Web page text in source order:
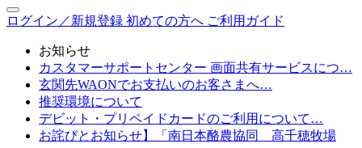
ログイン／新規登録 初めての方へ ご利用ガイド
お知らせ
カスタマーサポートセンター 画面共有サービスにつ…
玄関先WAONでお支払いのお客さまへ…
推奨環境について
デビット・プリペイドカードのご利用について…
お詫びとお知らせ】「南日本酪農協同 高千穂牧場